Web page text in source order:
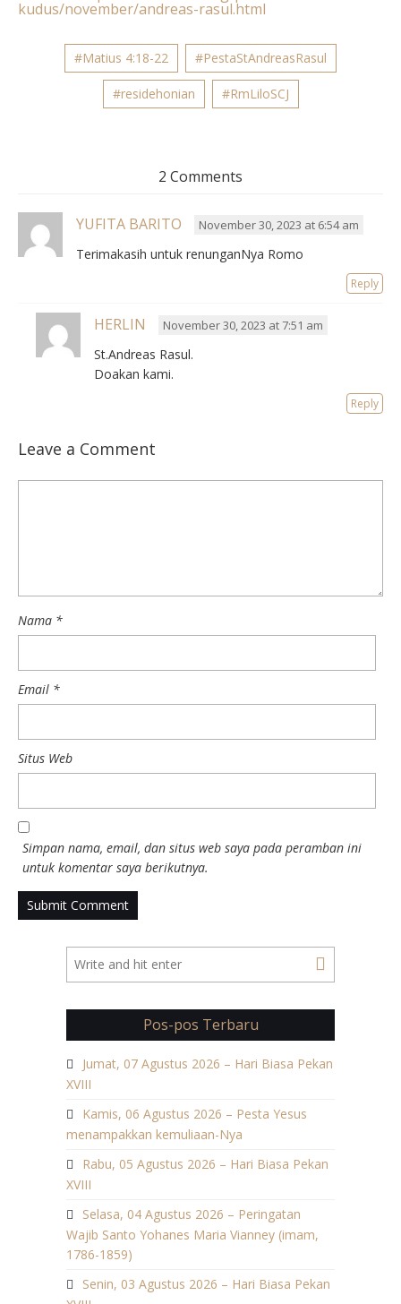
kudus/november/andreas-rasul.html
#Matius 4:18-22 #PestaStAndreasRasul
#residehonian #RmLiloSCJ
2 Comments
YUFITA BARITO November 30, 2023 at 6:54 am
Terimakasih untuk renunganNya Romo
Reply
HERLIN November 30, 2023 at 7:51 am
St.Andreas Rasul.
Doakan kami.
Reply
Leave a Comment
Nama *
Email *
Situs Web
Simpan nama, email, dan situs web saya pada peramban ini
untuk komentar saya berikutnya.
Pos-pos Terbaru
Jumat, 07 Agustus 2026 – Hari Biasa Pekan
XVIII
Kamis, 06 Agustus 2026 – Pesta Yesus
menampakkan kemuliaan-Nya
Rabu, 05 Agustus 2026 – Hari Biasa Pekan
XVIII
Selasa, 04 Agustus 2026 – Peringatan
Wajib Santo Yohanes Maria Vianney (imam,
1786-1859)
Senin, 03 Agustus 2026 – Hari Biasa Pekan